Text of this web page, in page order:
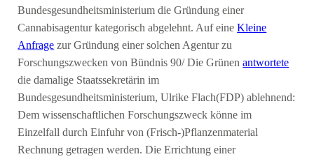
Bundesgesundheitsministerium die Gründung einer
Cannabisagentur kategorisch abgelehnt. Auf eineKleine
Anfrage zur Gründung einer solchen Agentur zu
Forschungszwecken von Bündnis 90/ Die Grünenantwortete
die damalige Staatssekretärin im
Bundesgesundheitsministerium, Ulrike Flach(FDP) ablehnend:
Dem wissenschaftlichen Forschungszweck könne im
Einzelfall durch Einfuhr von (Frisch-)Pflanzenmaterial
Rechnung getragen werden. Die Errichtung einer